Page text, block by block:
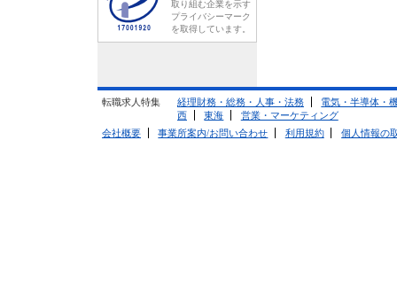
取り組む企業を示す
プライバシーマーク
を取得しています。
転職求人特集 経理財務・総務・人事・法務
電気・半導体・
西
東海
営業・マーケティング
会社概要
事業所案内/お問い合わせ 利用規約 個人情報の